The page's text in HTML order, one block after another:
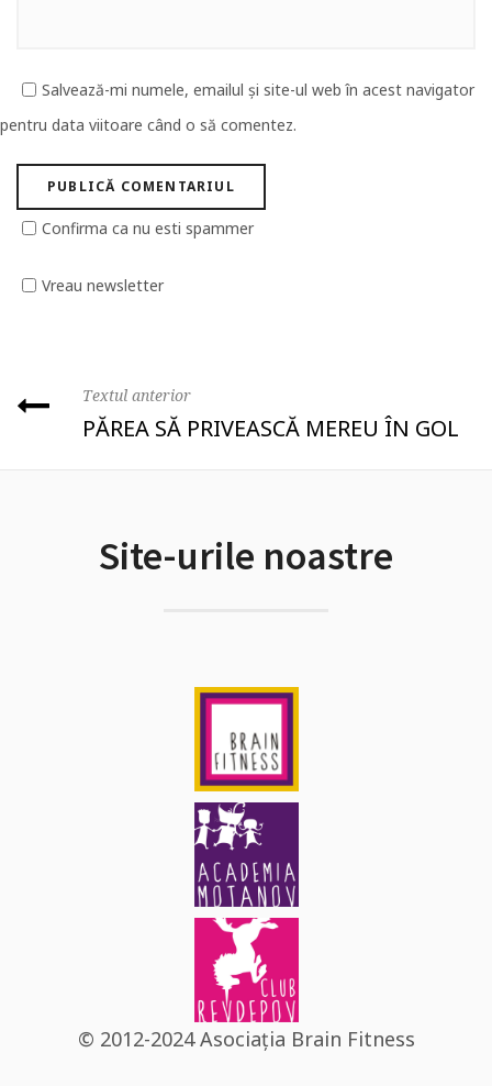
Salvează-mi numele, emailul și site-ul web în acest navigator
pentru data viitoare când o să comentez.
Confirma ca nu esti spammer
Vreau newsletter
Textul anterior
PĂREA SĂ PRIVEASCĂ MEREU ÎN GOL
Site-urile noastre
© 2012-2024 Asociația Brain Fitness